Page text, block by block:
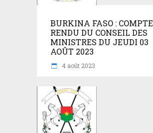
BURKINA FASO : COMPTE
RENDU DU CONSEIL DES
MINISTRES DU JEUDI 03
AOÛT 2023
4 août 2023